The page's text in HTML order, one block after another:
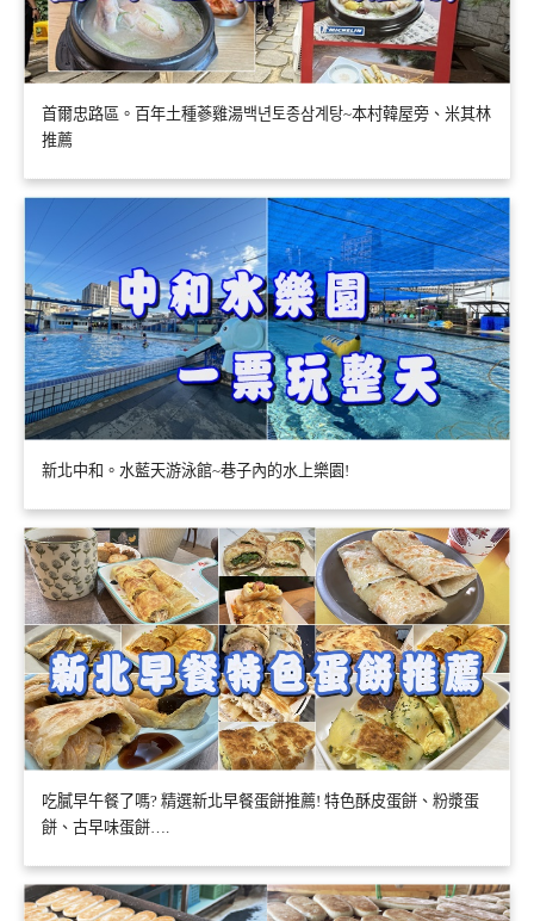
首爾忠路區。百年土種蔘雞湯백년토종삼계탕~本村韓屋旁、米其林
推薦
新北中和。水藍天游泳館~巷子內的水上樂園!
吃膩早午餐了嗎? 精選新北早餐蛋餅推薦! 特色酥皮蛋餅、粉漿蛋
餅、古早味蛋餅….